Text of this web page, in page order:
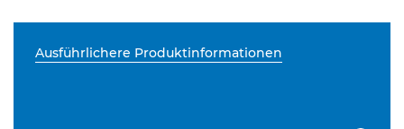
Ausführlichere Produktinformationen